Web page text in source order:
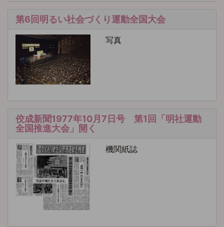
第6回明るい社会づくり運動全国大会
写真
佼成新聞1977年10月7日号 第1回「明社運動
全国推進大会」開く
機関紙誌